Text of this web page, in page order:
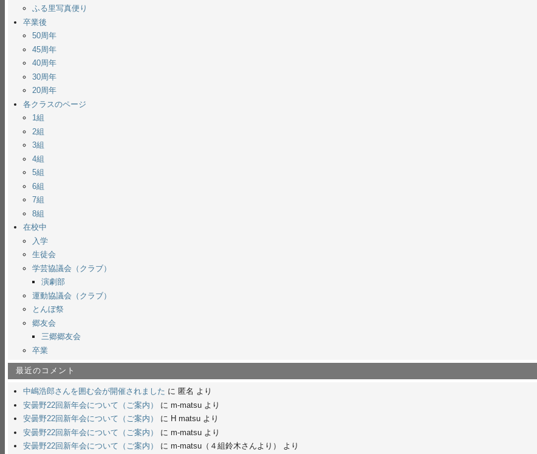
ふる里写真便り
卒業後
50周年
45周年
40周年
30周年
20周年
各クラスのページ
1組
2組
3組
4組
5組
6組
7組
8組
在校中
入学
生徒会
学芸協議会（クラブ）
演劇部
運動協議会（クラブ）
とんぼ祭
郷友会
三郷郷友会
卒業
最近のコメント
中嶋浩郎さんを囲む会が開催されました に 匿名 より
安曇野22回新年会について（ご案内）
に m-matsu より
安曇野22回新年会について（ご案内）
に H matsu より
安曇野22回新年会について（ご案内）
に m-matsu より
安曇野22回新年会について（ご案内）
に m-matsu（４組鈴木さんより） より